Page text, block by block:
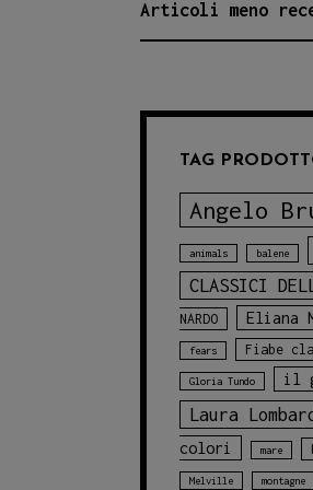
Articoli meno
TAG
Angelo
animals balene
CLASSICI
NARDO
Eliana
fears Fiabe
Gloria Tundo il
Laura
colori
mare
Melville montagne